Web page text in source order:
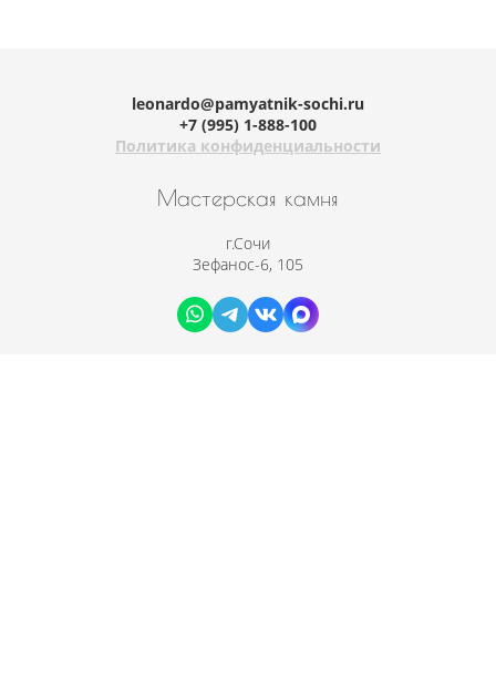
leonardo@pamyatnik-sochi.ru
+7 (995) 1-888-100
Политика конфиденциальности
Мастерская камня
г.Сочи
Зефанос-6, 105